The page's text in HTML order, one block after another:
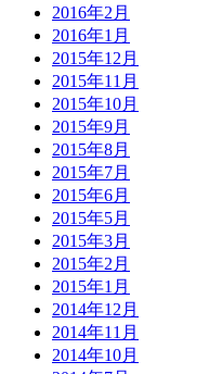
2016年2月
2016年1月
2015年12月
2015年11月
2015年10月
2015年9月
2015年8月
2015年7月
2015年6月
2015年5月
2015年3月
2015年2月
2015年1月
2014年12月
2014年11月
2014年10月